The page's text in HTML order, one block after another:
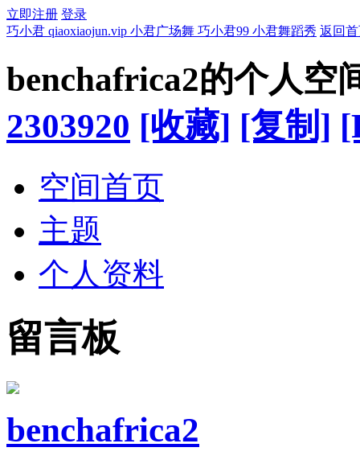
立即注册 登录
巧小君 qiaoxiaojun.vip 小君广场舞 巧小君99 小君舞蹈秀 返回
benchafrica2的个人空
2303920 [收藏] [复制]
空间首页
主题
个人资料
留言板
benchafrica2